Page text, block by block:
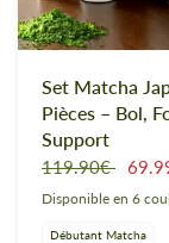
Set Matcha
Pièces – Bol,
Support
119.90€
Brume de jadeTerre de sienneVert bambou
Neige
Disponible en 6
Débutant Matcha